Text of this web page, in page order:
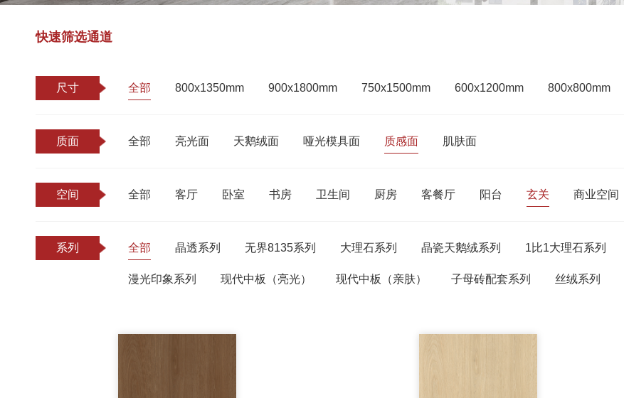
快速筛选通道
尺寸 全部 800x1350mm 900x1800mm 750x1500mm 600x1200mm 800x800mm
质面 全部 亮光面 天鹅绒面 哑光模具面 质感面 肌肤面
空间 全部 客厅 卧室 书房 卫生间 厨房 客餐厅 阳台 玄关 商业空间
系列 全部 晶透系列 无界8135系列 大理石系列 晶瓷天鹅绒系列 1比1大理石系列
漫光印象系列 现代中板（亮光） 现代中板（亲肤） 子母砖配套系列 丝绒系列